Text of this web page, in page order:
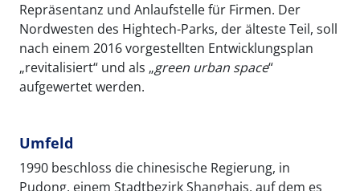
Repräsentanz und Anlaufstelle für Firmen. Der
Nordwesten des Hightech-Parks, der älteste Teil, soll
nach einem 2016 vorgestellten Entwicklungsplan
„revitalisiert“ und als „green urban space“
aufgewertet werden.
Umfeld
1990 beschloss die chinesische Regierung, in
Pudong, einem Stadtbezirk Shanghais, auf dem es